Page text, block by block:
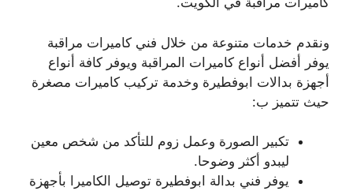
ونقدم خدمات متنوعة من خلال فني كاميرات مراقبة
يوفر أفضل أنواع كاميرات المراقبة ويوفر كافة أنواع
أجهزة بدالات ابوفطيرة وخدمة تركيب كاميرات مصغرة
حيث تتميز ب:
تكبير الصورة وعمل زوم للتأكد من شخص معين
ليبدو أكثر وضوحا.
يوفر فني بدالة ابوفطيرة توصيل الكاميرا بأجهزة